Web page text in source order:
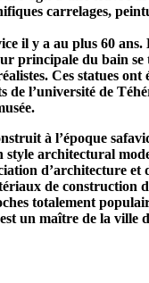
carrelages,
il y a au plus 60 ans.
principale du bain se
Ces statues ont
de l’université de
à l’époque
style architectural
d’architecture et
de construction
totalement
un maître de la ville